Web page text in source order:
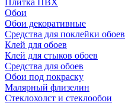
Плитка ПВХ
Обои
Обои декоративные
Средства для поклейки обоев
Клей для обоев
Клей для стыков обоев
Средства для обоев
Обои под покраску
Малярный флизелин
Стеклохолст и стеклообои